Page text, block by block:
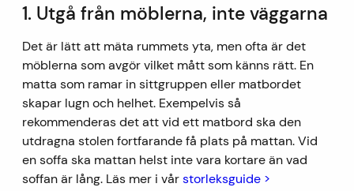
1. Utgå från möblerna, inte väggarna
Det är lätt att mäta rummets yta, men ofta är det
möblerna som avgör vilket mått som känns rätt. En
matta som ramar in sittgruppen eller matbordet
skapar lugn och helhet. Exempelvis så
rekommenderas det att vid ett matbord ska den
utdragna stolen fortfarande få plats på mattan. Vid
en soffa ska mattan helst inte vara kortare än vad
soffan är lång. Läs mer i vårstorleksguide >